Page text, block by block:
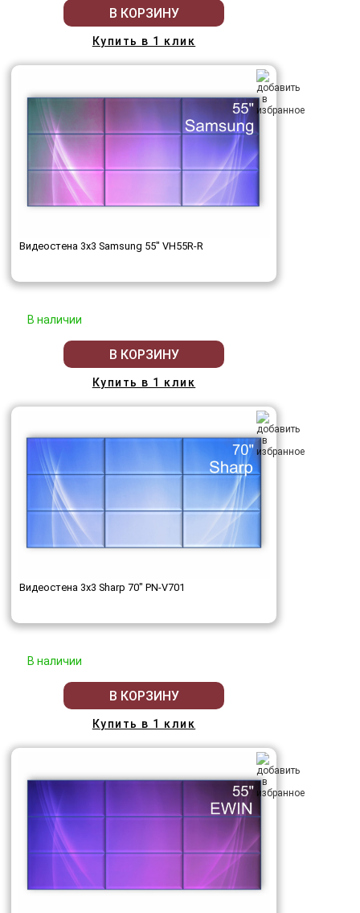
В КОРЗИНУ
Купить в 1 клик
Видеостена 3x3 Samsung 55" VH55R-R
В наличии
В КОРЗИНУ
Купить в 1 клик
Видеостена 3x3 Sharp 70" PN-V701
В наличии
В КОРЗИНУ
Купить в 1 клик